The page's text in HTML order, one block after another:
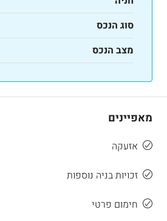
סוג הנכס
מצב הנכס
מאפיינים
אזעקה
זכויות בניה נוספות
חימום פרטי